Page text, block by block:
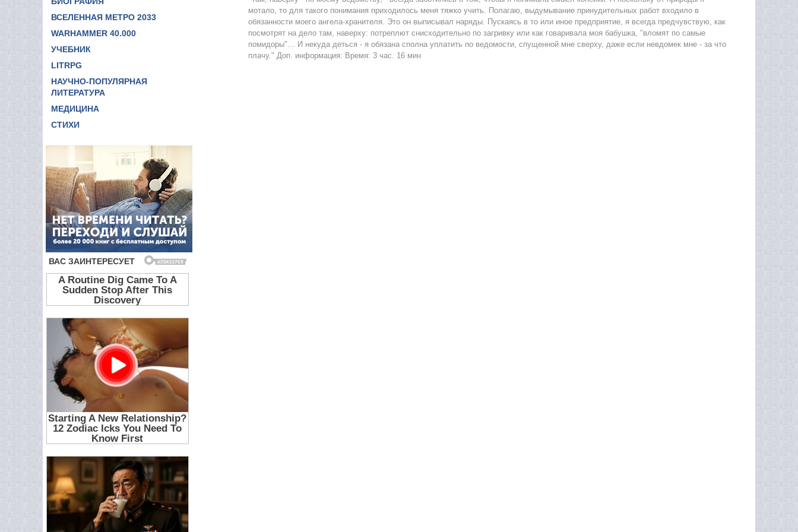
ВСЕЛЕННАЯ МЕТРО 2033
WARHAMMER 40.000
УЧЕБНИК
LITRPG
НАУЧНО-ПОПУЛЯРНАЯ
ЛИТЕРАТУРА
МЕДИЦИНА
СТИХИ
мотало, то для такого понимания приходилось меня тяжко учить. Полагаю, выдумывание принудительных работ входило в
обязанности моего ангела-хранителя. Это он выписывал наряды. Пускаясь в то или иное предприятие, я всегда предчувствую, как
посмотрят на дело там, наверху: потреплют снисходительно по загривку или как говаривала моя бабушка, "вломят по самые
помидоры"… И некуда деться - я обязана сполна уплатить по ведомости, спущенной мне сверху, даже если невдомек мне - за что
плачу." Доп. информация: Время: 3 час. 16 мин